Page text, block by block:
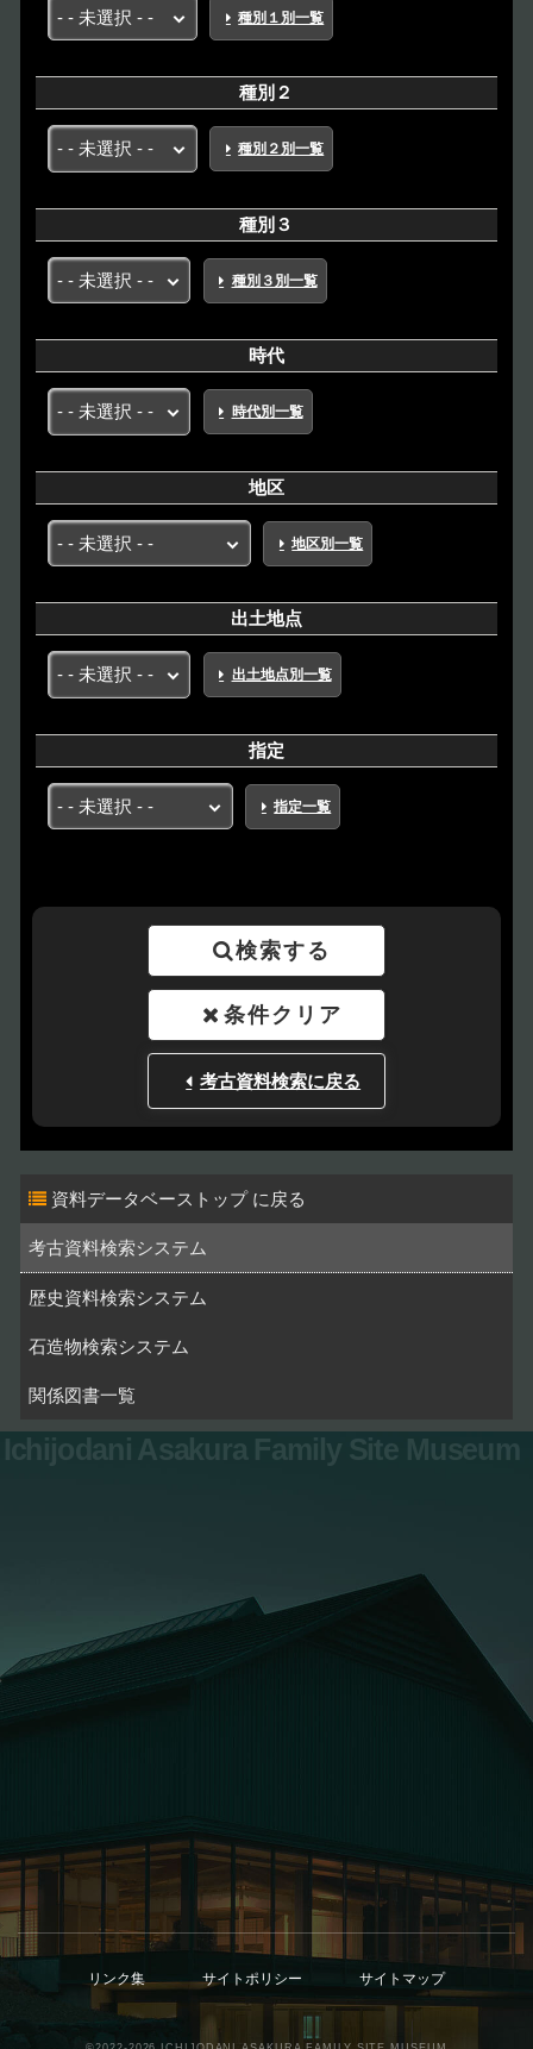
種別１別一覧
種別２
種別２別一覧
種別３
種別３別一覧
時代
時代別一覧
地区
地区別一覧
出土地点
出土地点別一覧
指定
指定一覧
検索する
条件クリア
考古資料検索に戻る
資料データベーストップ
考古資料検索システム
歴史資料検索システム
石造物検索システム
関係図書一覧
Ichijodani Asakura Family Site Museum
リンク集 サイトポリシー サイトマップ